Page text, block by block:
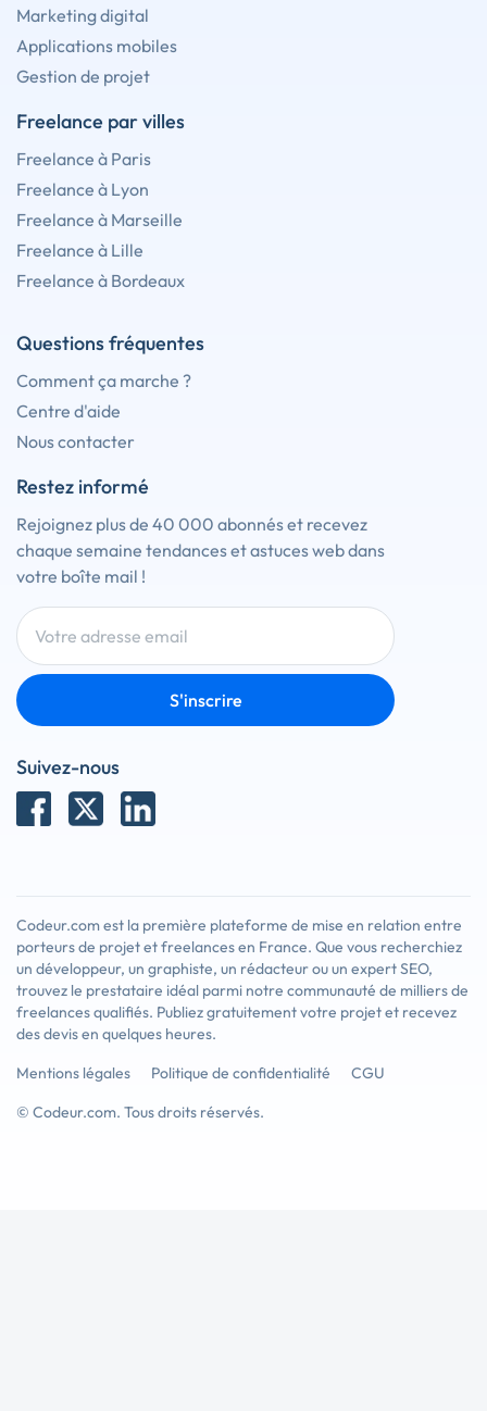
Marketing digital
Applications mobiles
Gestion de projet
Freelance par villes
Freelance à Paris
Freelance à Lyon
Freelance à Marseille
Freelance à Lille
Freelance à Bordeaux
Questions fréquentes
Comment ça marche ?
Centre d'aide
Nous contacter
Restez informé
Rejoignez plus de 40 000 abonnés et recevez
chaque semaine tendances et astuces web dans
votre boîte mail !
S'inscrire
Suivez-nous
Codeur.com est la première plateforme de mise en relation entre
porteurs de projet et freelances en France. Que vous recherchiez
un développeur, un graphiste, un rédacteur ou un expert SEO,
trouvez le prestataire idéal parmi notre communauté de milliers de
freelances qualifiés. Publiez gratuitement votre projet et recevez
des devis en quelques heures.
Mentions légales
Politique de confidentialité
CGU
© Codeur.com. Tous droits réservés.